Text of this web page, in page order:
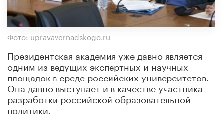
Фото: upravavernadskogo.ru
Президентская академия уже давно является
одним из ведущих экспертных и научных
площадок в среде российских университетов.
Она давно выступает и в качестве участника
разработки российской образовательной
политики.